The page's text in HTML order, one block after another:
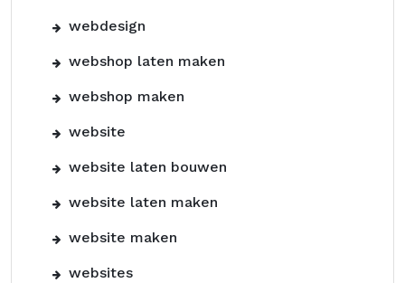
webdesign
webshop laten maken
webshop maken
website
website laten bouwen
website laten maken
website maken
websites